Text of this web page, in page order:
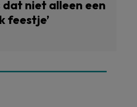
dat niet alleen een
feestje’